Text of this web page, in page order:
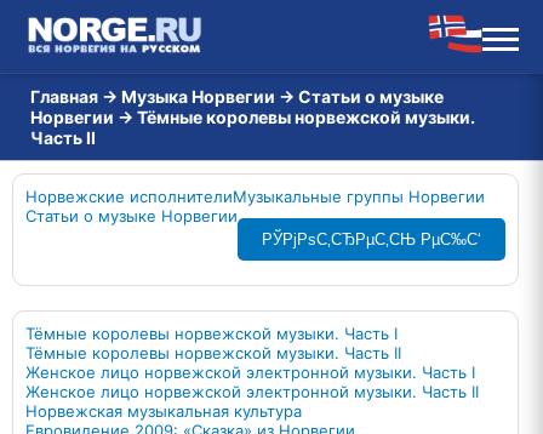
Главная → Музыка Норвегии → Статьи о музыке
Норвегии → Тёмные королевы норвежской музыки.
Часть II
Норвежские исполнителиМузыкальные группы Норвегии
Статьи о музыке Норвегии
РЎРјРѕС‚СЂРµС‚СЊ РµС‰С‘
Тёмные королевы норвежской музыки. Часть I
Тёмные королевы норвежской музыки. Часть II
Женское лицо норвежской электронной музыки. Часть I
Женское лицо норвежской электронной музыки. Часть II
Норвежская музыкальная культура